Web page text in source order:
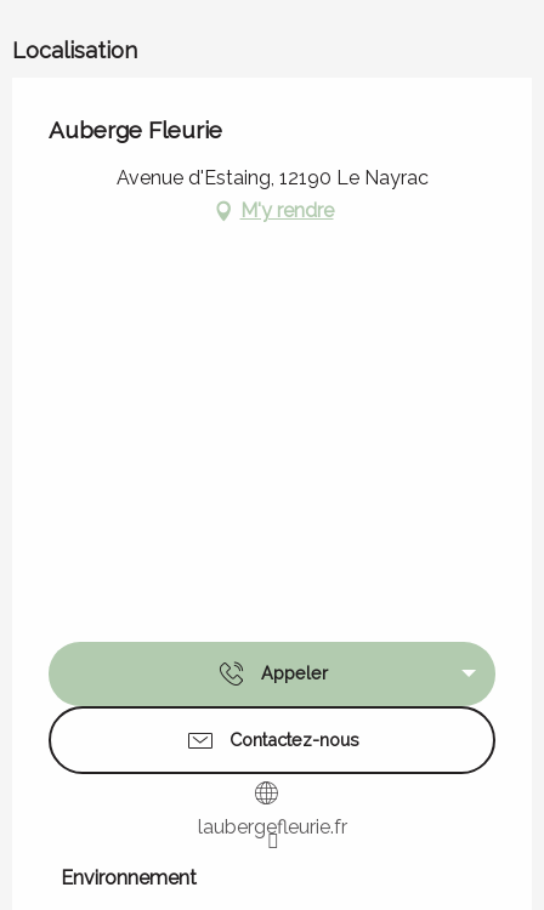
Localisation
Auberge Fleurie
Avenue d'Estaing, 12190 Le Nayrac
M'y rendre
Appeler
Contactez-nous
laubergefleurie.fr
Environnement
Environnement